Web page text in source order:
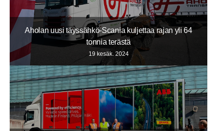
Aholan uusi täyssähkö-Scania kuljettaa rajan yli 64
tonnia terästä
19 kesäk. 2024